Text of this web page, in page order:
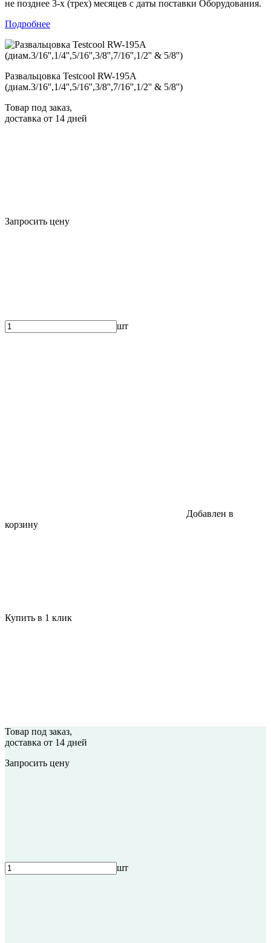
не позднее 3-х (трех) месяцев с даты поставки Оборудования.
Подробнее
Развальцовка Testcool RW-195A
(диам.3/16'',1/4'',5/16'',3/8'',7/16'',1/2'' & 5/8'')
Товар под заказ,
доставка от 14 дней
Запросить цену
шт
Добавлен в
корзину
Купить в 1 клик
Товар под заказ,
доставка от 14 дней
Запросить цену
шт